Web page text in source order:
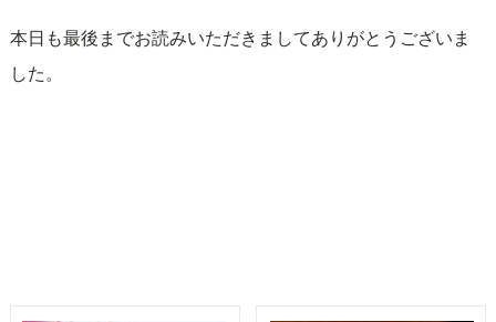
本日も最後までお読みいただきましてありがとうございま
した。